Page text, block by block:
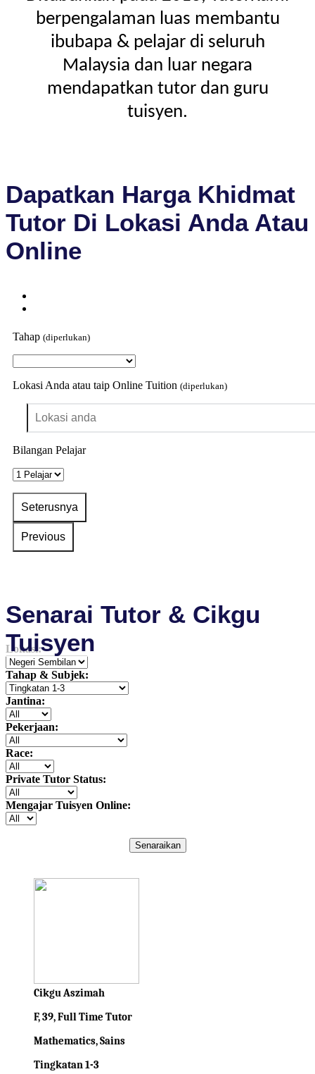
berpengalaman luas membantu
ibubapa & pelajar di seluruh
Malaysia dan luar negara
mendapatkan tutor dan guru
tuisyen.
Dapatkan Harga Khidmat
Tutor Di Lokasi Anda Atau
Online
Tahap (diperlukan)
Lokasi Anda atau taip Online Tuition (diperlukan)
Bilangan Pelajar
Senarai Tutor & Cikgu
Tuisyen
Lokasi:
Tahap & Subjek:
Jantina:
Pekerjaan:
Race:
Private Tutor Status:
Mengajar Tuisyen Online:
Senaraikan
Cikgu Aszimah
F, 39, Full Time Tutor
Mathematics, Sains
Tingkatan 1-3